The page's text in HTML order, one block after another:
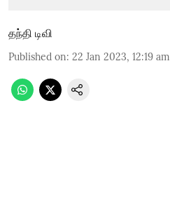
தந்தி டிவி
Published on: 22 Jan 2023, 12:19 am